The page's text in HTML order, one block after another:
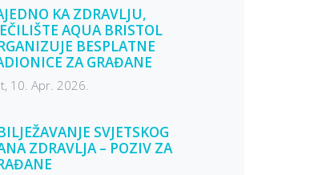
KA ZDRAVLJU,
AQUA BRISTOL
BESPLATNE
ZA GRAĐANE
10. Apr. 2026.
SVJETSKOG
ZDRAVLJA – POZIV ZA